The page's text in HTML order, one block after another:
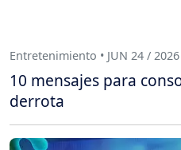
Entretenimiento • JUN 24 / 2026
10 mensajes para
derrota